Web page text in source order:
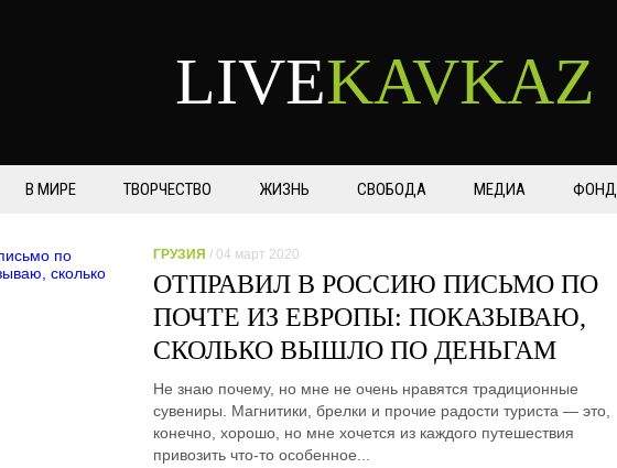
LIVEKAVKAZ
В МИРЕ ТВОРЧЕСТВО ЖИЗНЬ СВОБОДА МЕДИА ФОНД
ГРУЗИЯ / 04 март 2020
ОТПРАВИЛ В РОССИЮ ПИСЬМО ПО
ПОЧТЕ ИЗ ЕВРОПЫ: ПОКАЗЫВАЮ,
СКОЛЬКО ВЫШЛО ПО ДЕНЬГАМ
Не знаю почему, но мне не очень нравятся традиционные
сувениры. Магнитики, брелки и прочие радости туриста — это,
конечно, хорошо, но мне хочется из каждого путешествия
привозить что-то особенное...